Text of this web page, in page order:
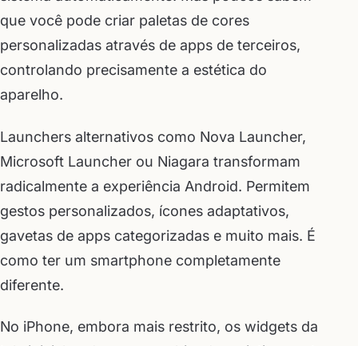
que você pode criar paletas de cores
personalizadas através de apps de terceiros,
controlando precisamente a estética do
aparelho.
Launchers alternativos como Nova Launcher,
Microsoft Launcher ou Niagara transformam
radicalmente a experiência Android. Permitem
gestos personalizados, ícones adaptativos,
gavetas de apps categorizadas e muito mais. É
como ter um smartphone completamente
diferente.
No iPhone, embora mais restrito, os widgets da